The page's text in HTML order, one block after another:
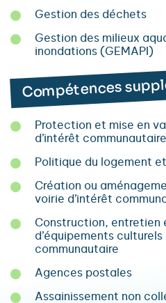
Gestion des déchets
Gestion des milieux
inondations (GEMAPI)
Compétences
Protection et mise en
d’intérêt communautaire
Politique du logement
Création ou
voirie d’intérêt
Construction, entretien
d’équipements
communautaire
Agences postales
Assainissement non